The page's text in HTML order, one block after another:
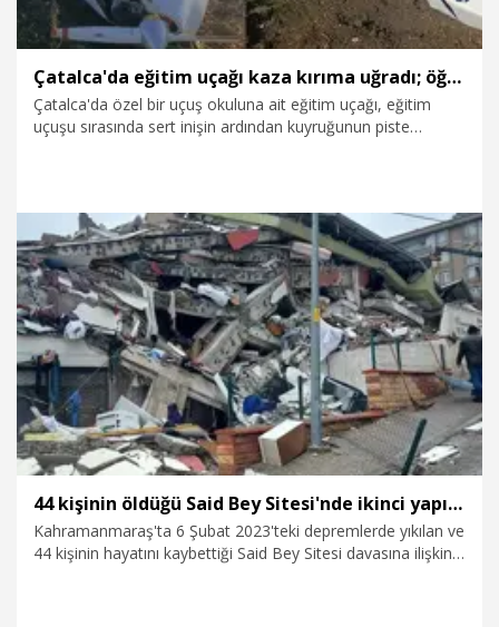
Çatalca'da eğitim uçağı kaza kırıma uğradı; öğrenci pilot hafif yaralandı
Çatalca'da özel bir uçuş okuluna ait eğitim uçağı, eğitim
uçuşu sırasında sert inişin ardından kuyruğunun piste
6.08.2026 Gündem
44 kişinin öldüğü Said Bey Sitesi'nde ikinci yapı denetim şirketinin 3 yetkilisine dava
Kahramanmaraş'ta 6 Şubat 2023'teki depremlerde yıkılan ve
44 kişinin hayatını kaybettiği Said Bey Sitesi davasına ilişkin